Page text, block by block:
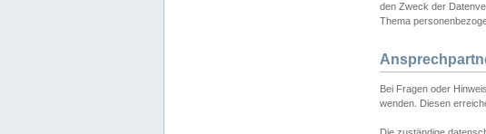
den Zweck der
Thema
Bei Fragen oder
wenden. Diesen